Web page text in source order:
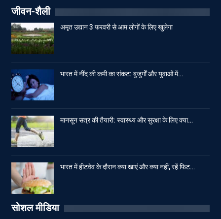
जीवन-शैली
अमृत उद्यान 3 फरवरी से आम लोगों के लिए खुलेगा
भारत में नींद की कमी का संकट: बुजुर्गों और युवाओं में…
मानसून सत्र की तैयारी: स्वास्थ्य और सुरक्षा के लिए क्या…
भारत में हीटवेव के दौरान क्या खाएं और क्या नहीं, रहें फिट…
सोशल मीडिया